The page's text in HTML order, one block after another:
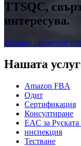
TTSQC,
интересува.
Вземете примерен
Нашата
Amazon FBA
Одит
Сертификация
Консултиране
EAC за
инспекция
Тестване